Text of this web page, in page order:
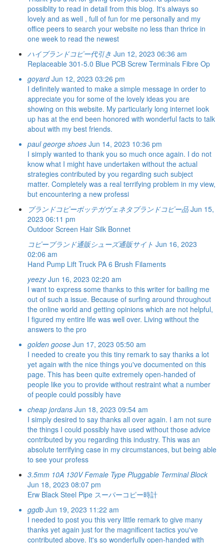
possiblity to read in detail from this blog. It's always so
lovely and as well , full of fun for me personally and my
office peers to search your website no less than thrice in
one week to read the newest
ハイブランドコピー代引き Jun 12, 2023 06:36 am
Replaceable 301-5.0 Blue PCB Screw Terminals Fibre Op
goyard Jun 12, 2023 03:26 pm
I definitely wanted to make a simple message in order to
appreciate you for some of the lovely ideas you are
showing on this website. My particularly long internet look
up has at the end been honored with wonderful facts to talk
about with my best friends.
paul george shoes Jun 14, 2023 10:36 pm
I simply wanted to thank you so much once again. I do not
know what I might have undertaken without the actual
strategies contributed by you regarding such subject
matter. Completely was a real terrifying problem in my view,
but encountering a new professi
ブランドコピーボッテガヴェネタブランドコピー品 Jun 15,
2023 06:11 pm
Outdoor Screen Hair Silk Bonnet
コピーブランド通販シューズ通販サイト Jun 16, 2023
02:06 am
Hand Pump Lift Truck PA 6 Brush Filaments
yeezy Jun 16, 2023 02:20 am
I want to express some thanks to this writer for bailing me
out of such a issue. Because of surfing around throughout
the online world and getting opinions which are not helpful,
I figured my entire life was well over. Living without the
answers to the pro
golden goose Jun 17, 2023 05:50 am
I needed to create you this tiny remark to say thanks a lot
yet again with the nice things you've documented on this
page. This has been quite extremely open-handed of
people like you to provide without restraint what a number
of people could possibly have
cheap jordans Jun 18, 2023 09:54 am
I simply desired to say thanks all over again. I am not sure
the things I could possibly have used without those advice
contributed by you regarding this industry. This was an
absolute terrifying case in my circumstances, but being able
to see your profess
3.5mm 10A 130V Female Type Pluggable Terminal Block
Jun 18, 2023 08:07 pm
Erw Black Steel Pipe スーパーコピー時計
ggdb Jun 19, 2023 11:22 am
I needed to post you this very little remark to give many
thanks yet again just for the magnificent tactics you've
contributed above. It's so wonderfully open-handed with